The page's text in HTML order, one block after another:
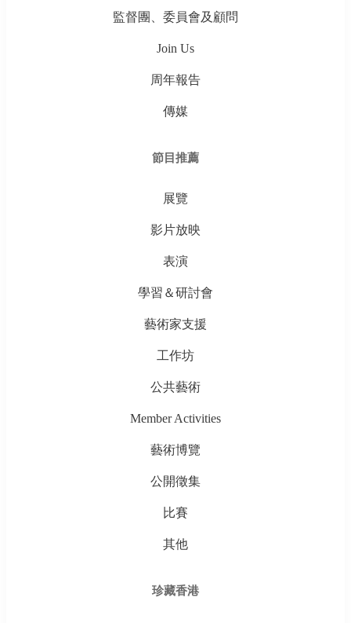
監督團、委員會及顧問
Join Us
周年報告
傳媒
節目推薦
展覽
影片放映
表演
學習＆研討會
藝術家支援
工作坊
公共藝術
Member Activities
藝術博覽
公開徵集
比賽
其他
珍藏香港